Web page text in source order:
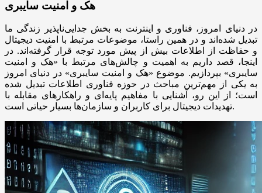
هک و امنیت سایبری
در دنیای امروز، فناوری و اینترنت به بخش جدایی‌ناپذیر زندگی ما
تبدیل شده‌اند و در همین راستا، موضوعات مرتبط با امنیت دیجیتال
و حفاظت از اطلاعات بیش از پیش مورد توجه قرار گرفته‌اند. در
اینجا، قصد داریم به اهمیت و چالش‌های مرتبط با «هک و امنیت
سایبری» بپردازیم. موضوع «هک و امنیت سایبری» در دنیای امروز
به یکی از مهم‌ترین مباحث در حوزه فناوری اطلاعات تبدیل شده
است؛ از این رو، آشنایی با مفاهیم پایه‌ای و راهکارهای مقابله با
تهدیدات دیجیتال برای کاربران و سازمان‌ها بسیار حیاتی است.